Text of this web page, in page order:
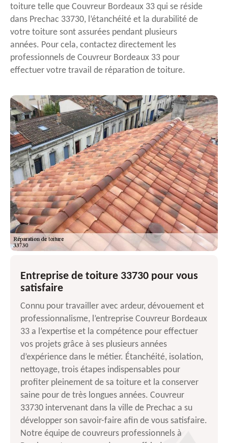
toiture telle que Couvreur Bordeaux 33 qui se réside
dans Prechac 33730, l’étanchéité et la durabilité de
votre toiture sont assurées pendant plusieurs
années. Pour cela, contactez directement les
professionnels de Couvreur Bordeaux 33 pour
effectuer votre travail de réparation de toiture.
Entreprise de toiture 33730 pour vous
satisfaire
Connu pour travailler avec ardeur, dévouement et
professionnalisme, l’entreprise Couvreur Bordeaux
33 a l’expertise et la compétence pour effectuer
vos projets grâce à ses plusieurs années
d’expérience dans le métier. Étanchéité, isolation,
nettoyage, trois étapes indispensables pour
profiter pleinement de sa toiture et la conserver
saine pour de très longues années. Couvreur
33730 intervenant dans la ville de Prechac a su
développer son savoir-faire afin de vous satisfaire.
Notre équipe de couvreurs professionnels à